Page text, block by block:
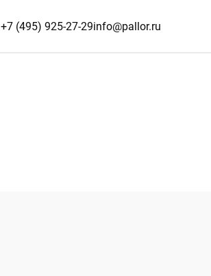
+7 (495) 925-27-29info@pallor.ru